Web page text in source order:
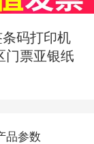
码打印机
门票亚银纸
品参数